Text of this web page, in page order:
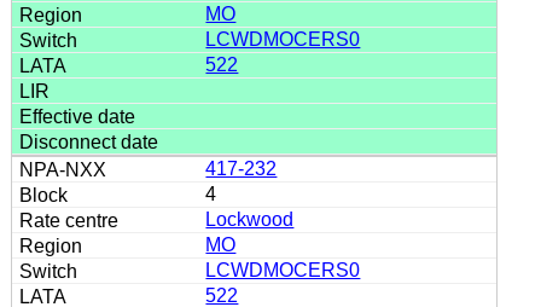
MO
LCWDMOCERS0
522
417-232
4
Lockwood
MO
LCWDMOCERS0
522